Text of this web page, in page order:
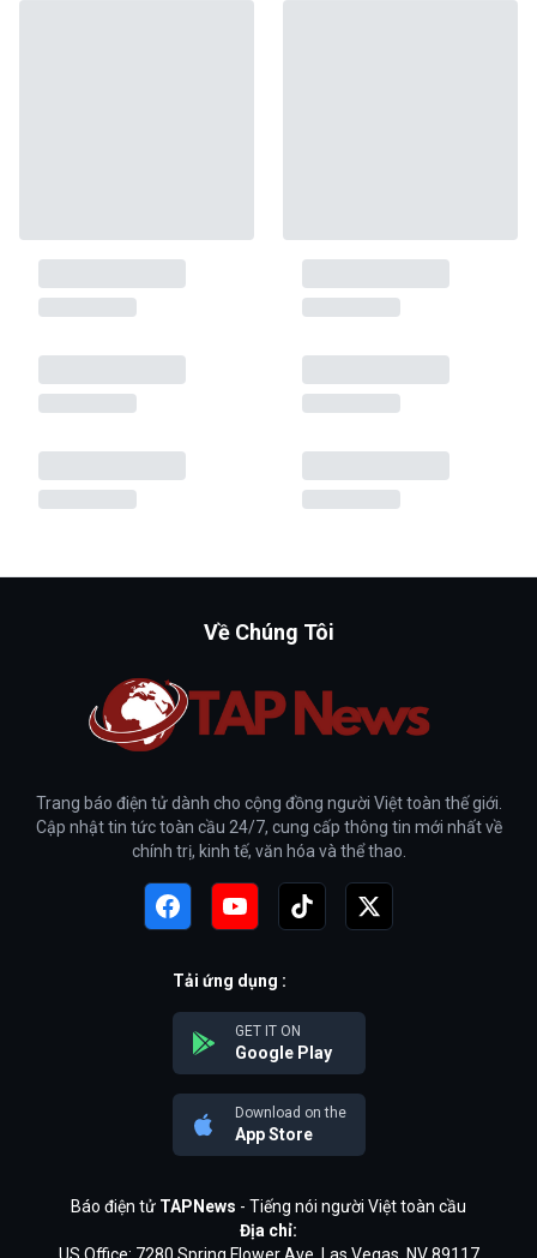
Về Chúng Tôi
Trang báo điện tử dành cho cộng đồng người Việt toàn thế giới.
Cập nhật tin tức toàn cầu 24/7, cung cấp thông tin mới nhất về
chính trị, kinh tế, văn hóa và thể thao.
Tải ứng dụng :
GET IT ON
Google Play
Download on the
App Store
Báo điện tử TAPNews - Tiếng nói người Việt toàn cầu
Địa chỉ: